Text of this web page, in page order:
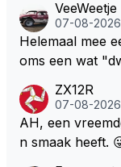
VeeWeetje
07-08-2026
Helemaal mee eens Wim, Hij
oms een wat
l bij Windsor op
aces zijn dit
ZX12R
07-08-2026
AH, een
n smaak heeft.